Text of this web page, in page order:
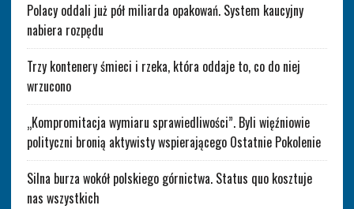
Polacy oddali już pół miliarda opakowań. System kaucyjny
nabiera rozpędu
Trzy kontenery śmieci i rzeka, która oddaje to, co do niej
wrzucono
„Kompromitacja wymiaru sprawiedliwości”. Byli więźniowie
polityczni bronią aktywisty wspierającego Ostatnie Pokolenie
Silna burza wokół polskiego górnictwa. Status quo kosztuje
nas wszystkich